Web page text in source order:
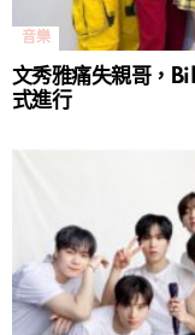
音樂
文秀雅痛失親哥，
式進行